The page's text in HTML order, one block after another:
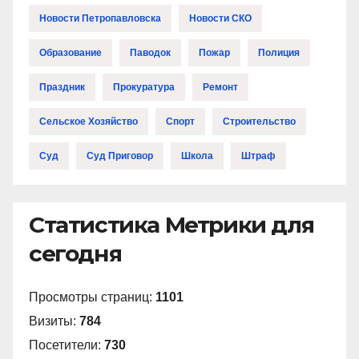
Новости Петропавловска Новости СКО
Образование Паводок Пожар Полиция
Праздник Прокуратура Ремонт
Сельское Хозяйство Спорт Строительство
Суд Суд Приговор Школа Штраф
Статистика Метрики для
сегодня
Просмотры страниц: 1101
Визиты: 784
Посетители: 730